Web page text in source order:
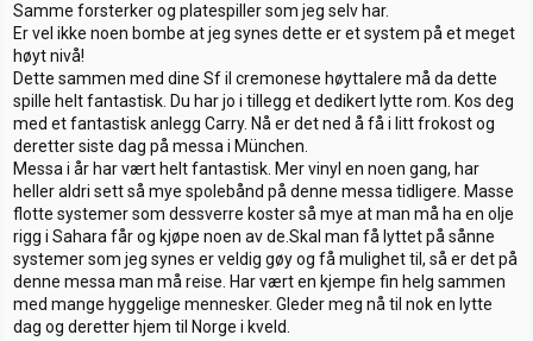
Samme forsterker og platespiller som jeg selv har.
Er vel ikke noen bombe at jeg synes dette er et system på et meget
høyt nivå!
Dette sammen med dine Sf il cremonese høyttalere må da dette
spille helt fantastisk. Du har jo i tillegg et dedikert lytte rom. Kos deg
med et fantastisk anlegg Carry. Nå er det ned å få i litt frokost og
deretter siste dag på messa i München.
Messa i år har vært helt fantastisk. Mer vinyl en noen gang, har
heller aldri sett så mye spolebånd på denne messa tidligere. Masse
flotte systemer som dessverre koster så mye at man må ha en olje
rigg i Sahara får og kjøpe noen av de.Skal man få lyttet på sånne
systemer som jeg synes er veldig gøy og få mulighet til, så er det på
denne messa man må reise. Har vært en kjempe fin helg sammen
med mange hyggelige mennesker. Gleder meg nå til nok en lytte
dag og deretter hjem til Norge i kveld.